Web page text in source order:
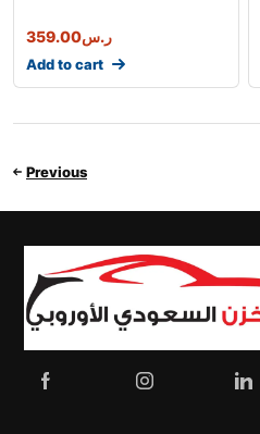
ر.س359.00
Add to cart
Previous